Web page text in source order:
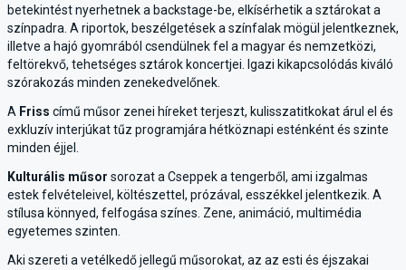
betekintést nyerhetnek a backstage-be, elkísérhetik a sztárokat a
színpadra. A riportok, beszélgetések a színfalak mögül jelentkeznek,
illetve a hajó gyomrából csendülnek fel a magyar és nemzetközi,
feltörekvő, tehetséges sztárok koncertjei. Igazi kikapcsolódás kiváló
szórakozás minden zenekedvelőnek.
A Friss című műsor zenei híreket terjeszt, kulisszatitkokat árul el és
exkluzív interjúkat tűz programjára hétköznapi esténként és szinte
minden éjjel.
Kulturális műsor sorozat a Cseppek a tengerből, ami izgalmas
estek felvételeivel, költészettel, prózával, esszékkel jelentkezik. A
stílusa könnyed, felfogása színes. Zene, animáció, multimédia
egyetemes szinten.
Aki szereti a vetélkedő jellegű műsorokat, az az esti és éjszakai